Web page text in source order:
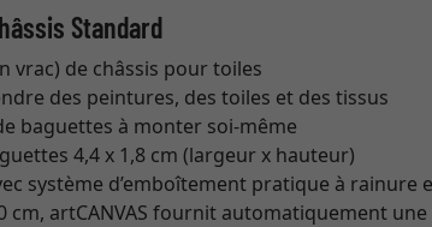
Standard
vrac) de châssis pour toiles
des peintures, des toiles et des tissus
baguettes à monter soi-même
4,4 x 1,8 cm (largeur x hauteur)
système d’emboîtement pratique à rainure
cm, artCANVAS fournit automatiquement